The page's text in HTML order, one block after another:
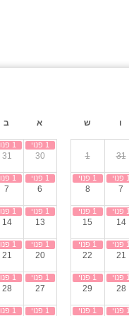
לרכב חשמלי
ו ש
31
1
7
8
14
15
21
22
28
29
א ב
30
31
6
7
13
14
20
21
27
28